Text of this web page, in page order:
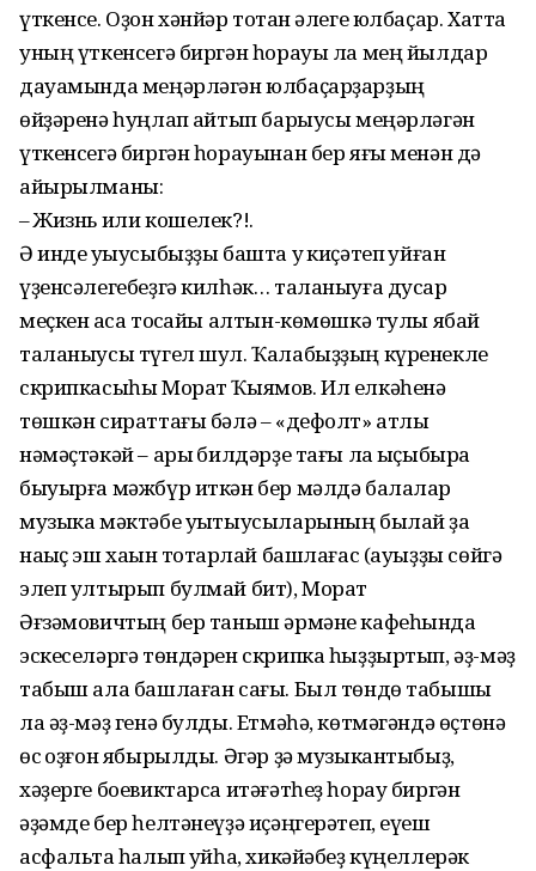
үткенсе. Оҙон хәнйәр тотҡан әлеге юлбаҫар. Хатта
уның үткенсегә биргән һорауы ла мең йылдар
дауамында меңәрләгән юл­баҫарҙарҙың
өйҙәренә һуңлап ҡайтып барыусы меңәрләгән
үткенсегә биргән һорауынан бер яғы менән дә
айырылманы:
– Жизнь или кошелек?!.
Ә инде уҡыусыбыҙҙы башта уҡ киҫәтеп ҡуйған
үҙенсә­легебеҙгә килһәк… таланыуға дусар
меҫкен аҡса тоҡсайы алтын-көмөшкә тулы ябай
таланыусы түгел шул. Ҡалабыҙҙың күренекле
скрипкасыһы Морат Ҡыямов. Ил елкәһенә
төшкән сираттағы бәлә – «дефолт» атлы
нәмәҫтәкәй – арыҡ бил­дәрҙе тағы ла ҡыҫыбыраҡ
быуырға мәжбүр иткән бер мәлдә балалар
музыка мәктәбе уҡытыусыларының былай ҙа
наҡыҫ эш хаҡын тотҡарлай башлағас (ауыҙҙы сөйгә
элеп ултырып булмай бит), Морат
Әғзәмовичтың бер таныш әр­мәне кафеһында
эске­селәргә төндәрен скрипка һыҙҙыртып, әҙ-мәҙ
табыш ала башлаған сағы. Был төндө табышы
ла әҙ-мәҙ генә булды. Етмәһә, көтмәгәндә өҫтөнә
өс ҡоҙғон ябырылды. Әгәр ҙә музы­кантыбыҙ,
хәҙерге боевиктарса итәғәтһеҙ һорау биргән
әҙәмде бер һелтәнеүҙә иҫәңгерәтеп, еүеш
асфальтҡа һалып ҡуйһа, хикәйәбеҙ кү­ңеллерәк